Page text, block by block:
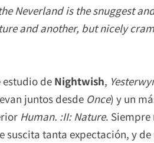
Neverland is the snuggest
and another, but nicely
de Nightwish,
juntos desde Once) y un
Human. :II: Nature.
suscita tanta expectación, y